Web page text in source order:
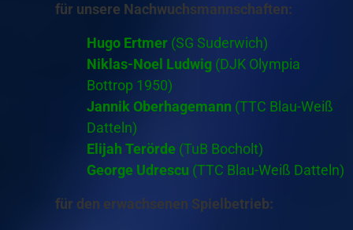
für unsere Nachwuchsmannschaften:
Hugo Ertmer (SG Suderwich)
Niklas-Noel Ludwig (DJK Olympia
Bottrop 1950)
Jannik Oberhagemann (TTC Blau-Weiß
Datteln)
Elijah Terörde (TuB Bocholt)
George Udrescu (TTC Blau-Weiß Datteln)
für den erwachsenen Spielbetrieb: